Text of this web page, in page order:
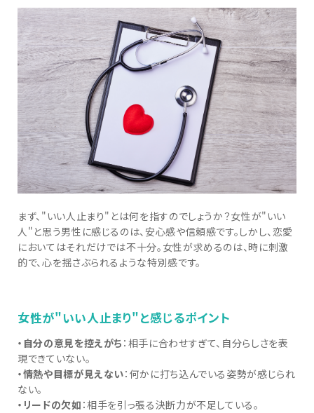
まず、"いい人止まり"とは何を指すのでしょうか？女性が"いい
人"と思う男性に感じるのは、安心感や信頼感です。しかし、恋愛
においてはそれだけでは不十分。女性が求めるのは、時に刺激
的で、心を揺さぶられるような特別感です。
女性が"いい人止まり"と感じるポイント
・自分の意見を控えがち ：相手に合わせすぎて、自分らしさを表
現できていない。
・情熱や目標が見えない：何かに打ち込んでいる姿勢が感じられ
ない。
・リードの欠如 ：相手を引っ張る決断力が不足している。